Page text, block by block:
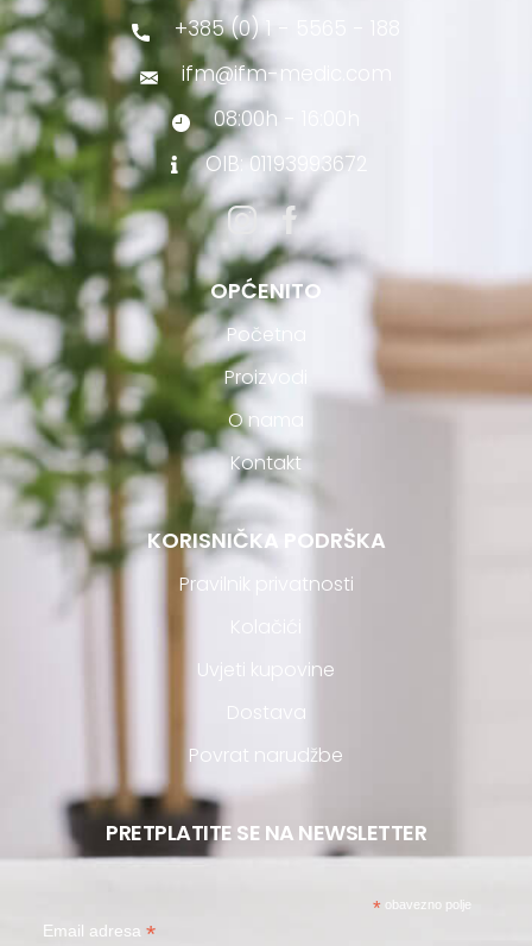
+385 (0) 1 - 5565 - 188
ifm@ifm-medic.com
08:00h - 16:00h
OIB: 01193993672
OPĆENITO
Početna
Proizvodi
O nama
Kontakt
KORISNIČKA PODRŠKA
Pravilnik privatnosti
Uvjeti kupovine
Dostava
Povrat narudžbe
PRETPLATITE SE NA NEWSLETTER
*obavezno polje
Email adresa *